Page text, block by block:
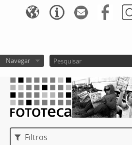
Navegar
Filtros